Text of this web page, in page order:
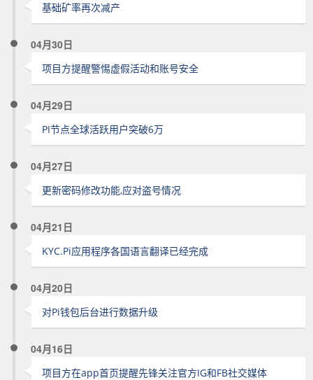
基础矿率再次减产
04月30日
项目方提醒警惕虚假活动和账号安全
04月29日
PI节点全球活跃用户突破6万
04月27日
更新密码修改功能,应对盗号情况
04月21日
KYC.Pi应用程序各国语言翻译已经完成
04月20日
对Pi钱包后台进行数据升级
04月16日
项目方在app首页提醒先锋关注官方IG和FB社交媒体